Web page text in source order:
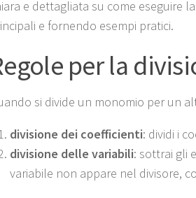
e dettagliata su come eseguire
e fornendo esempi pratici.
per la
si divide un monomio per un
divisione dei coefficienti: dividi i
divisione delle variabili: sottrai gli
variabile non appare nel divisore,